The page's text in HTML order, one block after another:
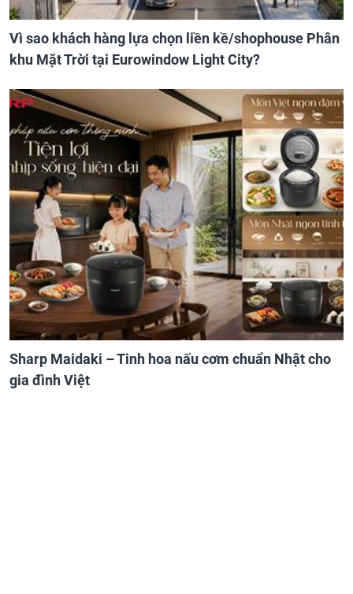
Vì sao khách hàng lựa chọn liền kề/shophouse Phân
khu Mặt Trời tại Eurowindow Light City?
Sharp Maidaki – Tinh hoa nấu cơm chuẩn Nhật cho
gia đình Việt